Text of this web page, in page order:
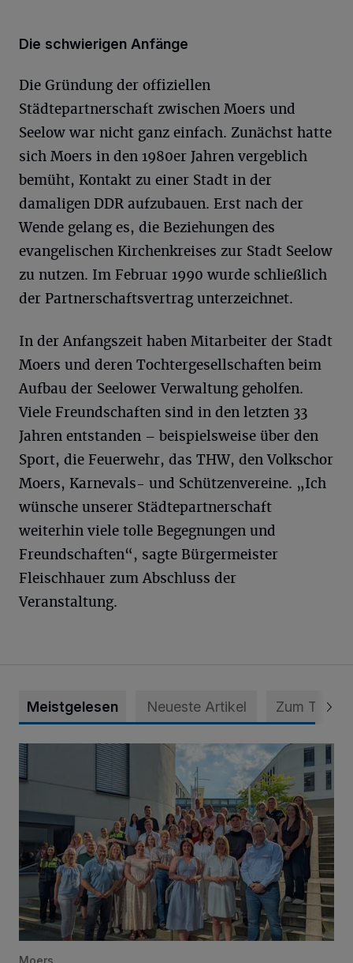
Die schwierigen Anfänge
Die Gründung der offiziellen
Städtepartnerschaft zwischen Moers und
Seelow war nicht ganz einfach. Zunächst hatte
sich Moers in den 1980er Jahren vergeblich
bemüht, Kontakt zu einer Stadt in der
damaligen DDR aufzubauen. Erst nach der
Wende gelang es, die Beziehungen des
evangelischen Kirchenkreises zur Stadt Seelow
zu nutzen. Im Februar 1990 wurde schließlich
der Partnerschaftsvertrag unterzeichnet.
In der Anfangszeit haben Mitarbeiter der Stadt
Moers und deren Tochtergesellschaften beim
Aufbau der Seelower Verwaltung geholfen.
Viele Freundschaften sind in den letzten 33
Jahren entstanden – beispielsweise über den
Sport, die Feuerwehr, das THW, den Volkschor
Moers, Karnevals- und Schützenvereine. „Ich
wünsche unserer Städtepartnerschaft
weiterhin viele tolle Begegnungen und
Freundschaften“, sagte Bürgermeister
Fleischhauer zum Abschluss der
Veranstaltung.
Meistgelesen Neueste Artikel Zum Thema
Junge Leute starten Ausbildung bei der Stadt
Moers